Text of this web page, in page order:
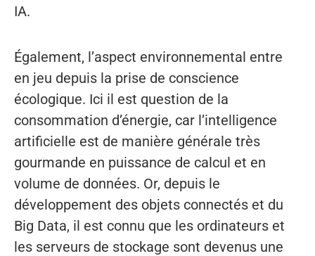
IA.
Également, l’aspect environnemental entre
en jeu depuis la prise de conscience
écologique. Ici il est question de la
consommation d’énergie, car l’intelligence
artificielle est de manière générale très
gourmande en puissance de calcul et en
volume de données. Or, depuis le
développement des objets connectés et du
Big Data, il est connu que les ordinateurs et
les serveurs de stockage sont devenus une